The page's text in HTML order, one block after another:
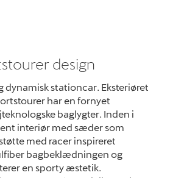
design
dynamisk stationcar. Eksteriøret
har en fornyet
baglygter. Inden i
interiør med sæder som
med racer inspireret
bagbeklædningen og
en sporty æstetik.